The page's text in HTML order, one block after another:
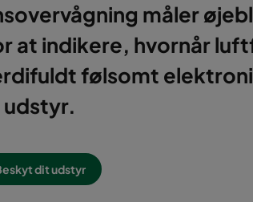
måler
at indikere, hvornår
følsomt
udstyr.
dit udstyr